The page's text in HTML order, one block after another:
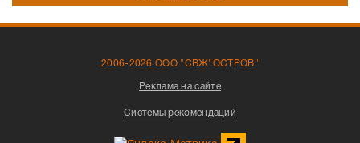
2006-2026 ООО "СВЖ"ОСТРОВ"
Реклама на сайте
Системы рекомендаций